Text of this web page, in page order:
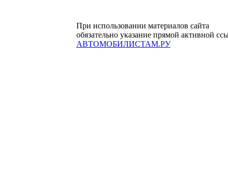
При использовании материалов сайта
обязательно указание прямой активной
АВТОМОБИЛИСТАМ.РУ